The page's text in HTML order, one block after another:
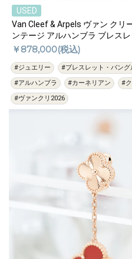
USED
Van Cleef & Arpels ヴァン クリ
ンテージ アルハンブラ ブレス
VCARD35500
￥878,000(税込)
#ジュエリー #ブレスレット・バング
#アルハンブラ
#カーネリアン #
#ヴァンクリ2026